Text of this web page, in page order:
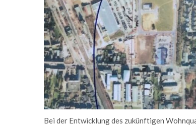
Bei der Entwicklung des zukünftigen